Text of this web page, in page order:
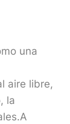
una
aire libre,
la